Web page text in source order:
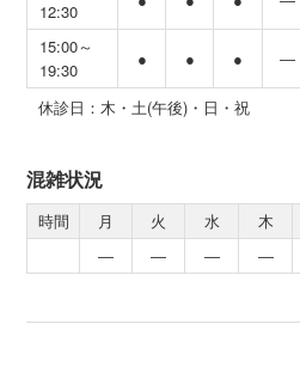
12:30
15:00～
19:30
● ● ● ―
休診日：木・土(午後)・日・祝
混雑状況
時間 月 火 水 木
―
― ― ―